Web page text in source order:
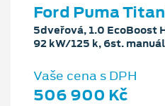
Ford Puma
5dveřová, 1.0 EcoBoost
92 kW/125 k, 6st.
Vaše cena s DPH
506 900 Kč